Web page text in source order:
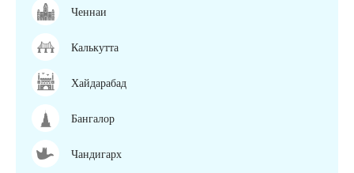
Ченнаи
Калькутта
Хайдарабад
Бангалор
Чандигарх